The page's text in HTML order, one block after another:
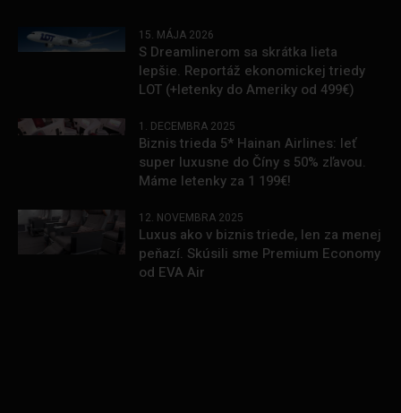
15. MÁJA 2026
S Dreamlinerom sa skrátka lieta
lepšie. Reportáž ekonomickej triedy
LOT (+letenky do Ameriky od 499€)
1. DECEMBRA 2025
Biznis trieda 5* Hainan Airlines: leť
super luxusne do Číny s 50% zľavou.
Máme letenky za 1 199€!
12. NOVEMBRA 2025
Luxus ako v biznis triede, len za menej
peňazí. Skúsili sme Premium Economy
od EVA Air